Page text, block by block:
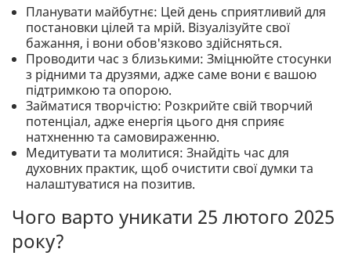
Планувати майбутнє: Цей день сприятливий для
постановки цілей та мрій. Візуалізуйте свої
бажання, і вони обов'язково здійсняться.
Проводити час з близькими: Зміцнюйте стосунки
з рідними та друзями, адже саме вони є вашою
підтримкою та опорою.
Займатися творчістю: Розкрийте свій творчий
потенціал, адже енергія цього дня сприяє
натхненню та самовираженню.
Медитувати та молитися: Знайдіть час для
духовних практик, щоб очистити свої думки та
налаштуватися на позитив.
Чого варто уникати 25 лютого 2025
року?